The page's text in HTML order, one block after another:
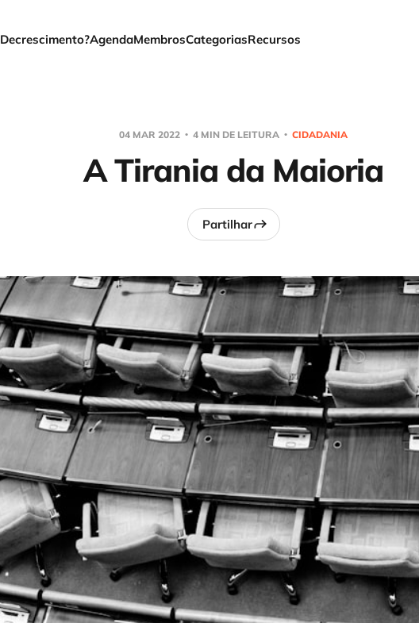
Decrescimento?AgendaMembrosCategoriasRecursos
04 MAR 2022 4 MIN DE LEITURA CIDADANIA
A Tirania da Maioria
Partilhar